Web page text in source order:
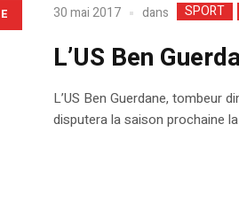
30 mai 2017 dans SPORT
L’US Ben
L’US Ben Guerdane, tombeur
disputera la saison prochaine